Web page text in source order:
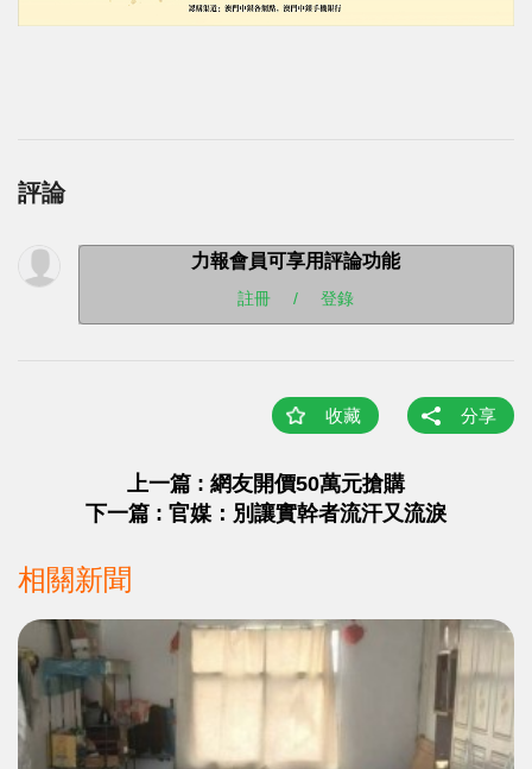
評論
力報會員可享用評論功能
註冊 / 登錄
收藏 分享
上一篇 : 網友開價50萬元搶購
下一篇 : 官媒：別讓實幹者流汗又流淚
相關新聞